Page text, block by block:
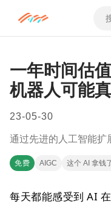
一年时间估
机器人可能
23-05-30
通过先进的人工智能扩
免费 AIGC 这个 AI 拿钱
每天都能感受到 AI